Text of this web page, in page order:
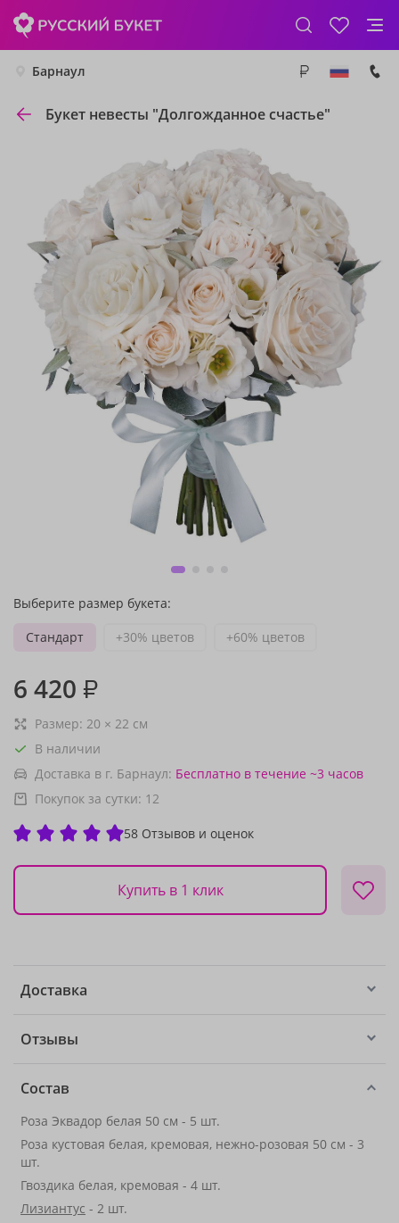
Барнаул
Букет невесты "Долгожданное счастье"
Выберите размер букета:
Стандарт
+30% цветов +60% цветов
6 420 ₽
Размер: 20 × 22 см
В наличии
Доставка в г. Барнаул: Бесплатно в течение ~3 часов
Покупок за сутки: 12
58 Отзывов и оценок
Купить в 1 клик
Доставка
Отзывы
Состав
Роза Эквадор белая 50 см - 5 шт.
Роза кустовая белая, кремовая, нежно-розовая 50 см - 3
шт.
Гвоздика белая, кремовая - 4 шт.
Лизиантус - 2 шт.